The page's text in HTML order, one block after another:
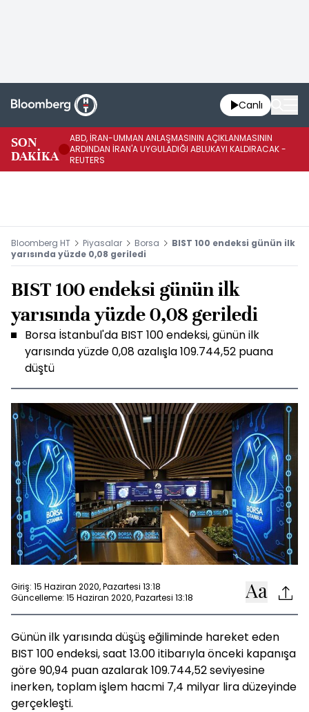
Canlı
SON
DAKİKA
ABD, İRAN-UMMAN ANLAŞMASININ AÇIKLANMASININ
ARDINDAN İRAN'A UYGULADIĞI ABLUKAYI KALDIRACAK -
REUTERS
Bloomberg HT Piyasalar Borsa
BIST 100 endeksi günün ilk
yarısında yüzde 0,08 geriledi
BIST 100 endeksi günün ilk
yarısında yüzde 0,08 geriledi
Borsa İstanbul'da BIST 100 endeksi, günün ilk
yarısında yüzde 0,08 azalışla 109.744,52 puana
düştü
Giriş: 15 Haziran 2020, Pazartesi 13:18
Güncelleme: 15 Haziran 2020, Pazartesi 13:18
Günün ilk yarısında düşüş eğiliminde hareket eden
BIST 100 endeksi, saat 13.00 itibarıyla önceki kapanışa
göre 90,94 puan azalarak 109.744,52 seviyesine
inerken, toplam işlem hacmi 7,4 milyar lira düzeyinde
gerçekleşti.